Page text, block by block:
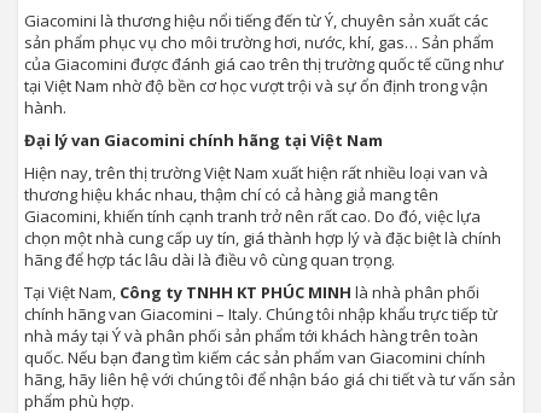
Giacomini là thương hiệu nổi tiếng đến từ Ý, chuyên sản xuất các
sản phẩm phục vụ cho môi trường hơi, nước, khí, gas… Sản phẩm
của Giacomini được đánh giá cao trên thị trường quốc tế cũng như
tại Việt Nam nhờ độ bền cơ học vượt trội và sự ổn định trong vận
hành.
Đại lý van Giacomini chính hãng tại Việt Nam
Hiện nay, trên thị trường Việt Nam xuất hiện rất nhiều loại van và
thương hiệu khác nhau, thậm chí có cả hàng giả mang tên
Giacomini, khiến tính cạnh tranh trở nên rất cao. Do đó, việc lựa
chọn một nhà cung cấp uy tín, giá thành hợp lý và đặc biệt là chính
hãng để hợp tác lâu dài là điều vô cùng quan trọng.
Tại Việt Nam, Công ty TNHH KT PHÚC MINH là nhà phân phối
chính hãng van Giacomini – Italy. Chúng tôi nhập khẩu trực tiếp từ
nhà máy tại Ý và phân phối sản phẩm tới khách hàng trên toàn
quốc. Nếu bạn đang tìm kiếm các sản phẩm van Giacomini chính
hãng, hãy liên hệ với chúng tôi để nhận báo giá chi tiết và tư vấn sản
phẩm phù hợp.